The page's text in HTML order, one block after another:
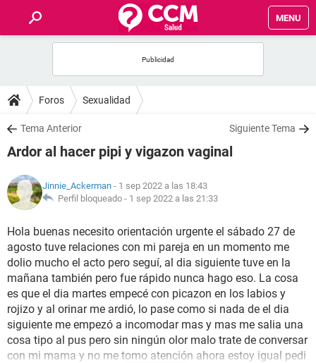
MENU
FOROS
SALUD
NUTRICIÓN
BIENESTAR
SEXUALIDAD
GLOSARIO
Foros Sexualidad
Tema Anterior Siguiente Tema
Ardor al hacer pipi y vigazon vaginal
Jinnie_Ackerman - 1 sep 2022 a las 18:43
Perfil bloqueado - 1 sep 2022 a las 21:33
Hola buenas necesito orientación urgente el sábado 27 de
agosto tuve relaciones con mi pareja en un momento me
dolio mucho el acto pero seguí, al dia siguiente tuve en la
mañana también pero fue rápido nunca hago eso. La cosa
es que el dia martes empecé con picazon en los labios y
rojizo y al orinar me ardió, lo pase como si nada de el dia
siguiente me empezó a incomodar mas y mas me salia una
cosa tipo al pus pero sin ningún olor malo trate de conversar
con mi mama y no me tomo atención ahora estoy igual pedi